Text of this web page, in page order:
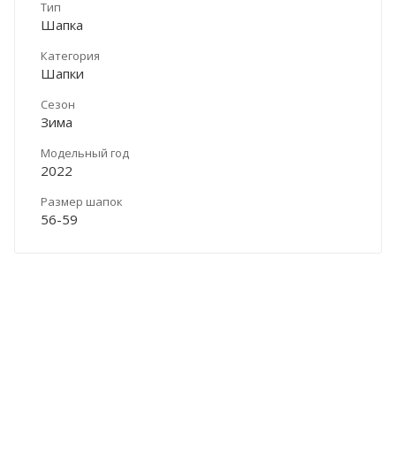
Тип
Шапка
Категория
Шапки
Сезон
Зима
Модельный год
2022
Размер шапок
56-59